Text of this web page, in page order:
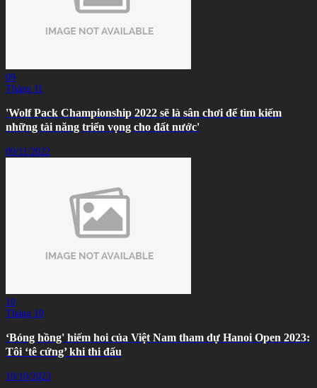
09
Tháng 11
'Wolf Pack Championship 2022 sẽ là sân chơi để tìm kiếm
những tài năng triển vọng cho đất nước'
09/11/2022
10
Tháng 10
‘Bóng hồng' hiếm hoi của Việt Nam tham dự Hanoi Open 2023:
Tôi ‘tê cứng’ khi thi đấu
10/10/2023